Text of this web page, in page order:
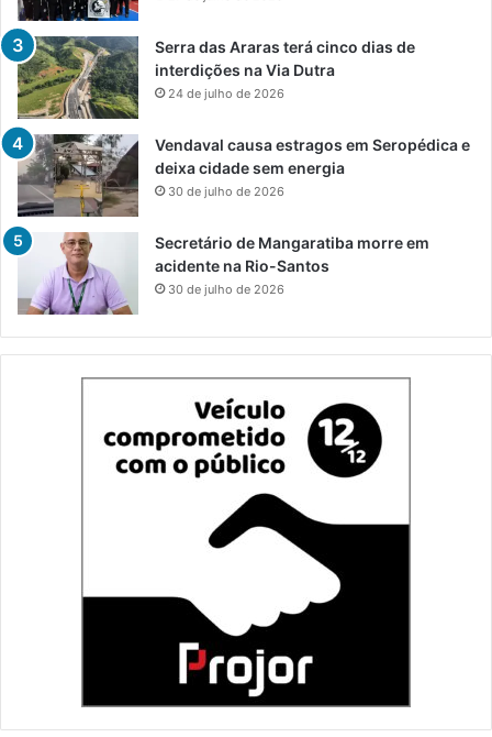
Serra das Araras terá cinco dias de
interdições na Via Dutra
24 de julho de 2026
Vendaval causa estragos em Seropédica e
deixa cidade sem energia
30 de julho de 2026
Secretário de Mangaratiba morre em
acidente na Rio-Santos
30 de julho de 2026